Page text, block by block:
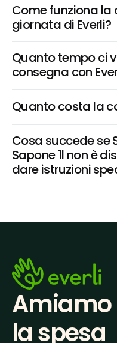
Come funziona la
giornata di Everli?
Quanto tempo ci
consegna con
Quanto costa la
Cosa succede se
Sapone 1l non è
dare istruzioni
la spesa